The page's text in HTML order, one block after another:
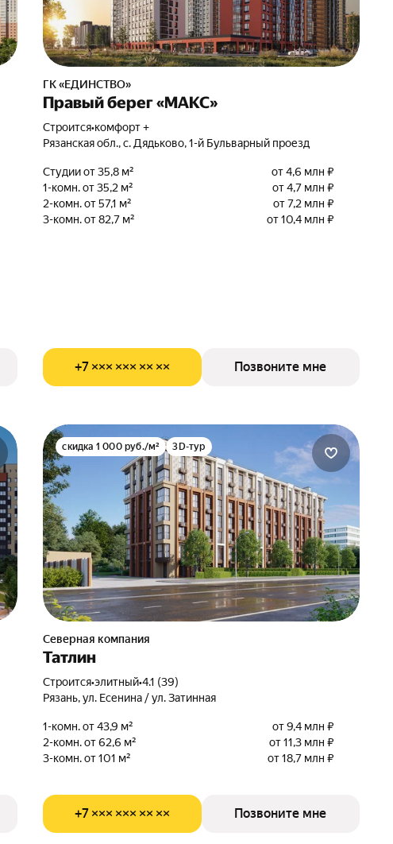
ГК «ЕДИНСТВО»
Правый берег «МАКС»
Строится•комфорт +
Рязанская обл., с. Дядьково, 1-й Бульварный проезд
Студии от 35,8 м²
от 4,6 млн ₽
1-комн. от 35,2 м²
от 4,7 млн ₽
2-комн. от 57,1 м²
от 7,2 млн ₽
3-комн. от 82,7 м²
от 10,4 млн ₽
+7 ××× ××× ×× ×× Позвоните мне
скидка 1 000 руб./м² 3D-тур
Северная компания
Татлин
Строится•элитный•4.1 (39)
Рязань, ул. Есенина / ул. Затинная
1-комн. от 43,9 м²
от 9,4 млн ₽
2-комн. от 62,6 м²
от 11,3 млн ₽
3-комн. от 101 м²
от 18,7 млн ₽
+7 ××× ××× ×× ×× Позвоните мне